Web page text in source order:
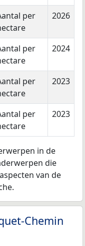
per
2026
per
2024
per
2023
per
2023
in de
die
van de
Chemin